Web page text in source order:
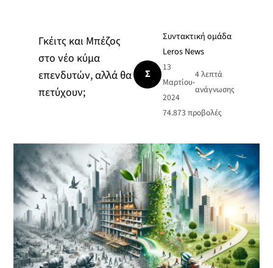
Γκέιτς και Μπέζος
στο νέο κύμα
επενδυτών, αλλά θα
πετύχουν;
Σ
Συντακτική ομάδα
Leros News
13
Μαρτίου
2024
•
4 λεπτά
ανάγνωσης
74.873 προβολές